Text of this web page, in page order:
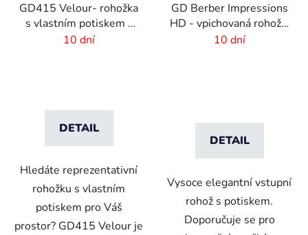
GD415 Velour- rohožka
s vlastním potiskem -
logem - 4 mm vlas
10 dní
DETAIL
Hledáte reprezentativní
rohožku s vlastním
potiskem pro Váš
prostor? GD415 Velour je
GD Berber Impressions
HD - vpichovaná rohož s
logem
10 dní
DETAIL
Vysoce elegantní vstupní
rohož s potiskem.
Doporučuje se pro